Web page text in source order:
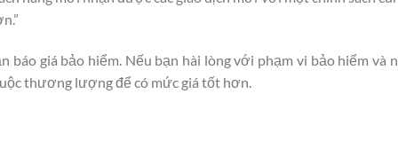
giá bảo hiểm. Nếu bạn hài lòng với phạm vi bảo hiểm và
thương lượng để có mức giá tốt hơn.